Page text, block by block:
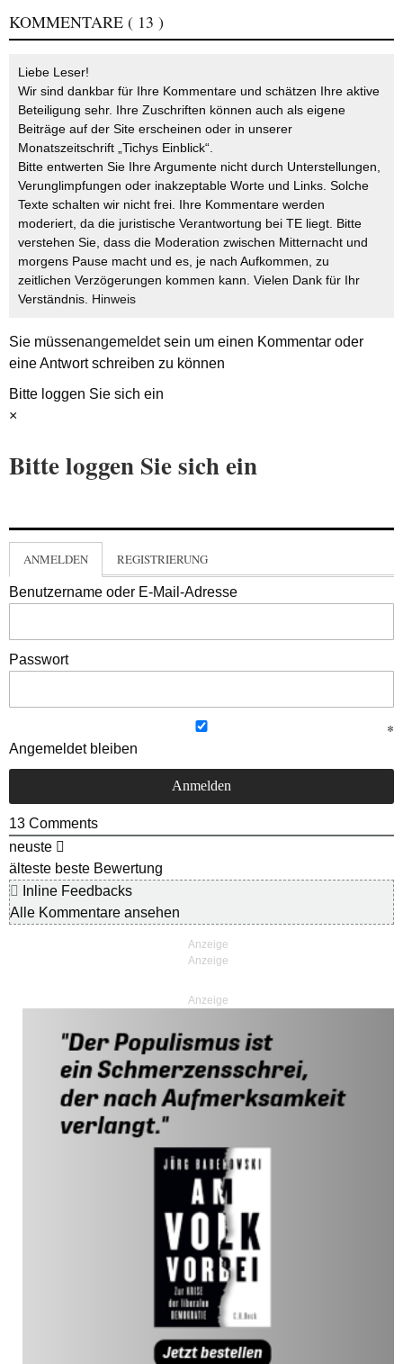
KOMMENTARE ( 13 )
Liebe Leser!
Wir sind dankbar für Ihre Kommentare und schätzen Ihre aktive
Beteiligung sehr. Ihre Zuschriften können auch als eigene
Beiträge auf der Site erscheinen oder in unserer
Monatszeitschrift „Tichys Einblick“.
Bitte entwerten Sie Ihre Argumente nicht durch Unterstellungen,
Verunglimpfungen oder inakzeptable Worte und Links. Solche
Texte schalten wir nicht frei. Ihre Kommentare werden
moderiert, da die juristische Verantwortung bei TE liegt. Bitte
verstehen Sie, dass die Moderation zwischen Mitternacht und
morgens Pause macht und es, je nach Aufkommen, zu
zeitlichen Verzögerungen kommen kann. Vielen Dank für Ihr
Verständnis. Hinweis
Sie müssenangemeldetsein um einen Kommentar oder
eine Antwort schreiben zu können
Bitte loggen Sie sich ein
×
Bitte loggen Sie sich ein
ANMELDEN REGISTRIERUNG
Benutzername oder E-Mail-Adresse
Passwort
Angemeldet bleiben
13 Comments
neuste
älteste beste Bewertung
Inline Feedbacks
Alle Kommentare ansehen
Anzeige